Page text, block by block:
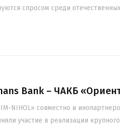
спросом среди
Bank – ЧАКБ
NIHOL» совместно и
участие в реализации